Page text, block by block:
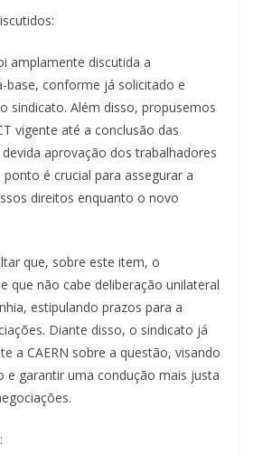
amplamente discutida a
base, conforme já solicitado e
sindicato. Além disso, propusemos
vigente até a conclusão das
aprovação dos trabalhadores
é crucial para assegurar a
direitos enquanto o novo
que, sobre este item, o
que não cabe deliberação unilateral
estipulando prazos para a
Diante disso, o sindicato já
a CAERN sobre a questão, visando
e garantir uma condução mais justa